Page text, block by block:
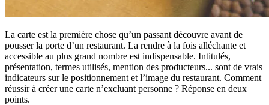
La carte est la première chose qu’un passant découvre avant de
pousser la porte d’un restaurant. La rendre à la fois alléchante et
accessible au plus grand nombre est indispensable. Intitulés,
présentation, termes utilisés, mention des producteurs... sont de vrais
indicateurs sur le positionnement et l’image du restaurant. Comment
réussir à créer une carte n’excluant personne ? Réponse en deux
points.